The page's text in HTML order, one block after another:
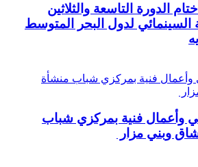
الدورة التاسعة والثلاثين
السينمائي لدول البحر المتوسط
وأعمال فنية بمركزي شباب
وبني مزار